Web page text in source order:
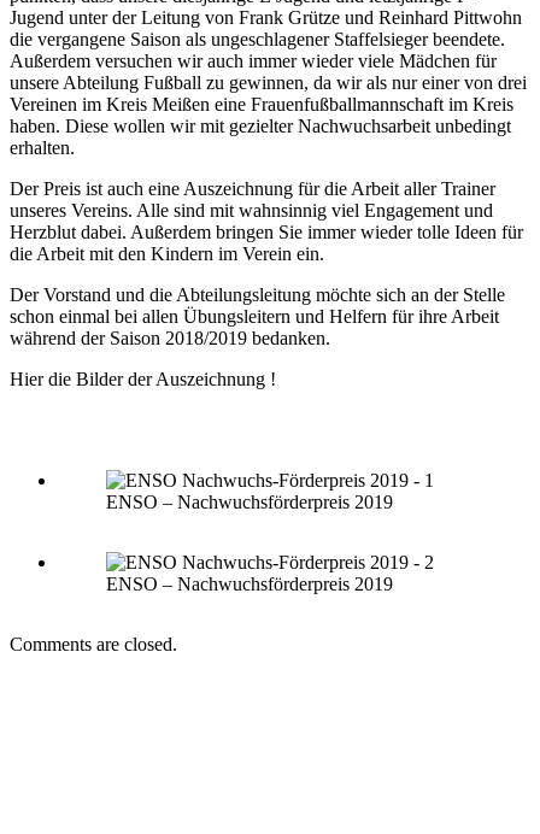
Jugend unter der Leitung von Frank Grütze und Reinhard Pittwohn
die vergangene Saison als ungeschlagener Staffelsieger beendete.
Außerdem versuchen wir auch immer wieder viele Mädchen für
unsere Abteilung Fußball zu gewinnen, da wir als nur einer von drei
Vereinen im Kreis Meißen eine Frauenfußballmannschaft im Kreis
haben. Diese wollen wir mit gezielter Nachwuchsarbeit unbedingt
erhalten.
Der Preis ist auch eine Auszeichnung für die Arbeit aller Trainer
unseres Vereins. Alle sind mit wahnsinnig viel Engagement und
Herzblut dabei. Außerdem bringen Sie immer wieder tolle Ideen für
die Arbeit mit den Kindern im Verein ein.
Der Vorstand und die Abteilungsleitung möchte sich an der Stelle
schon einmal bei allen Übungsleitern und Helfern für ihre Arbeit
während der Saison 2018/2019 bedanken.
Hier die Bilder der Auszeichnung !
ENSO – Nachwuchsförderpreis 2019
ENSO – Nachwuchsförderpreis 2019
Comments are closed.